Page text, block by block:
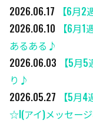
2026.06.17
【6月
2026.06.10
【6月
あるある♪
2026.06.03
【5月
り♪
2026.05.27
【5月
☆I(アイ)メッセー